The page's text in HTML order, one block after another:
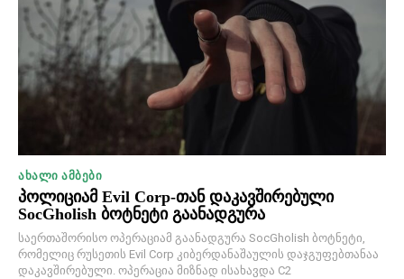
ᲐᲮᲐᲚᲘ ᲐᲛᲑᲔᲑᲘ
პოლიციამ Evil Corp-თან დაკავშირებული
SocGholish ბოტნეტი გაანადგურა
საერთაშორისო ოპერაციამ გაანადგურა SocGholish ბოტნეტი,
რომელიც რუსეთის Evil Corp კიბერდანაშაულის დაჯგუფებთანაა
დაკავშირებული. ოპერაცია მიზნად ისახავდა C2